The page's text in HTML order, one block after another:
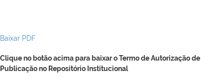
Baixar PDF
Clique no botão acima para baixar o Termo de Autorização de
Publicação no Repositório Institucional